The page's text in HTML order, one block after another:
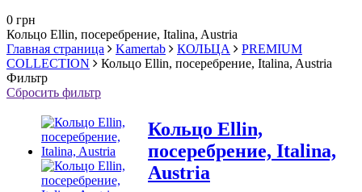
0 грн
Кольцо Ellin, посеребрение, Italina, Austria
Главная страница
Kamertab КОЛЬЦА
PREMIUM
COLLECTION
Кольцо Ellin, посеребрение, Italina, Austria
Фильтр
Сбросить фильтр
Кольцо Ellin,
посеребрение, Italina,
Austria